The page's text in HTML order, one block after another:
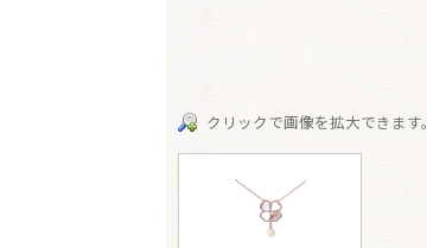
クリックで画像を拡大できます。